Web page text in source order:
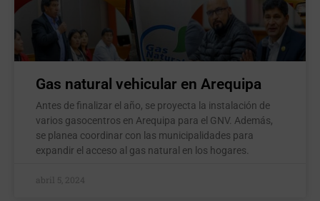
Gas natural vehicular en Arequipa
Antes de finalizar el año, se proyecta la instalación de
varios gasocentros en Arequipa para el GNV. Además,
se planea coordinar con las municipalidades para
expandir el acceso al gas natural en los hogares.
abril 5, 2024